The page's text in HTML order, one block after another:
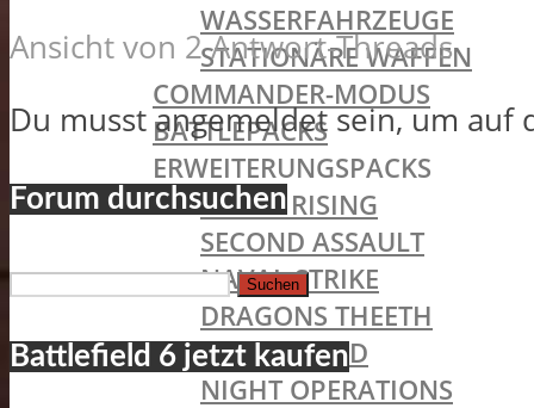
WASSERFAHRZEUGE
STATIONÄRE WAFFEN
COMMANDER-MODUS
BATTLEPACKS
ERWEITERUNGSPACKS
CHINA RISING
SECOND ASSAULT
NAVAL STRIKE
DRAGONS THEETH
FINAL STAND
NIGHT OPERATIONS
Ansicht von 2 Antwort-Threads
Du musst angemeldet sein, um auf
Forum durchsuchen
Suchen
Battlefield 6 jetzt kaufen